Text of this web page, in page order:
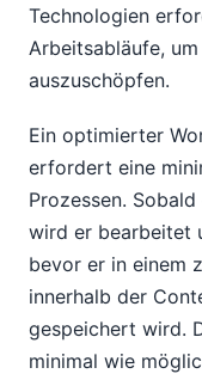
Technologien
Arbeitsabläufe,
auszuschöpfen.
Ein optimierter
erfordert eine
Prozessen.
wird er bearbeitet
bevor er in einem
innerhalb der
gespeichert wird.
minimal wie